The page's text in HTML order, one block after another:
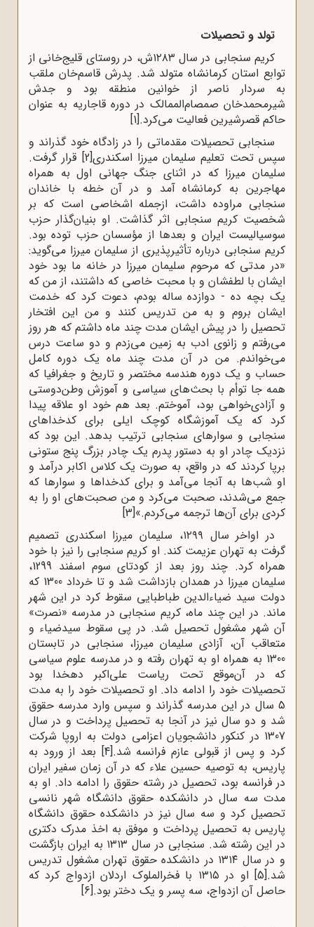
تولد و تحصیلات
کریم سنجابی در سال ۱۲۸۳ش، در روستای قلیج‌خانی از
توابع استان کرمانشاه متولد شد. پدرش قاسم‌خان ملقب
به سردار ناصر از خوانین منطقه بود و جدش
شیرمحمد‌خان صمصام‌‌الممالک در دوره قاجاریه به عنوان
حاکم قصرشیرین فعالیت می‌کرد.[1]
سنجابی تحصیلات مقدماتی را در زادگاه خود گذراند و
سپس تحت تعلیم سلیمان میرزا اسکندری[2]
قرار گرفت.
سلیمان میرزا که در اثنای جنگ جهانی اول به همراه
مهاجرین به کرمانشاه آمد و در آن خطه با خاندان
سنجابی مراوده داشت، ازجمله اشخاصی است که بر
شخصیت کریم سنجابی اثر گذاشت. او بنیان‌گذار حزب
سوسیالیست ایران و بعدها از مؤسسان حزب توده بود.
کریم سنجابی درباره تأثیرپذیری از سلیمان میرزا می‌گوید:
«در مدتی که مرحوم سلیمان میرزا در خانه ما بود خود
ایشان با لطفشان و با محبت خاصی که داشتند، از من که
یک بچه ده - دوازده ساله بودم، دعوت کرد که خدمت
ایشان بروم و به من تدریس کنند و من این افتخار
تحصیل را در پیش ایشان مدت چند ماه داشتم که هر روز
می‌‌رفتم و زانوی ادب به زمین می‌‌زدم و دو ساعت درس
می‌‌خواندم. من در آن مدت چند ماه یک دوره کامل
حساب و یک دوره هندسه مختصر و تاریخ و جغرافیا که
همه جا توأم با بحث‌‌های سیاسی و آموزش وطن‌‌دوستی
و آزادی‌‌خواهی بود، آموختم. بعد هم خود او علاقه پیدا
کرد که یک آموزشگاه کوچک ایلی برای کدخداهای
سنجابی و سوارهای سنجابی ترتیب بدهد. این بود که
نزدیک چادر او به دستور پدرم یک چادر بزرگ پنج ستونی
برپا کردند که در واقع، به صورت یک کلاس اکابر درآمد و
او شب‌‌ها به آنجا می‌‌آمد و برای کدخداها و سوارها که
جمع می‌‌شدند، صحبت می‌‌کرد و من صحبت‌‌های او را به
کردی برای آن‌ها ترجمه می‌‌کردم.»[3]
در اواخر سال ۱۲۹۹، سلیمان میرزا اسکندری تصمیم
گرفت به تهران عزیمت کند. او کریم سنجابی را نیز با خود
همراه کرد. چند روز بعد از کودتای سوم اسفند 1299،
سلیمان میرزا در همدان بازداشت شد و تا خرداد 1300 که
دولت سید ضیاءالدین طباطبایی سقوط کرد در این شهر
ماند. در این چند ماه، کریم سنجابی در مدرسه «نصرت»
آن شهر مشغول تحصیل شد. در پی سقوط سیدضیاء و
متعاقب آن، آزادی سلیمان میرزا، سنجابی در تابستان
1300 به همراه او به تهران رفته و در مدرسه علوم سیاسی
که در آن‌‌موقع تحت ریاست علی‌‌اکبر دهخدا بود
تحصیلات خود را ادامه داد. او تحصیلات خود را به مدت
5 سال در این مدرسه گذراند و سپس وارد مدرسه حقوق
شد و دو سال نیز در آنجا به تحصیل پرداخت و در سال
1307 در کنکور دانشجویان اعزامی دولت به اروپا شرکت
کرد و پس از قبولی عازم فرانسه شد.[4]
بعد از ورود به
پاریس، به توصیه حسین علاء که در آن زمان سفیر ایران
در فرانسه بود، تحصیل در رشته حقوق را ادامه داد. او به
مدت سه سال در دانشکده حقوق دانشگاه شهر نانسی
تحصیل کرد و سه سال نیز در دانشکده حقوق دانشگاه
پاریس به تحصیل پرداخت و موفق به اخذ مدرک دکتری
در این رشته شد. سنجابی در سال ۱۳۱۳ به ایران بازگشت
و در سال ۱۳۱۴ در دانشکده حقوق تهران مشغول تدریس
شد.[5]
او در ۱۳۱۵ با فخرالملوک اردلان ازدواج کرد که
حاصل آن ازدواج، سه پسر و یک دختر بود.[6]